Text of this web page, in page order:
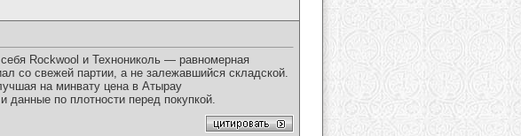
Rockwool и Технониколь — равномерная
со свежей партии, а не залежавшийся складской.
на минвату цена в Атырау
данные по плотности перед покупкой.